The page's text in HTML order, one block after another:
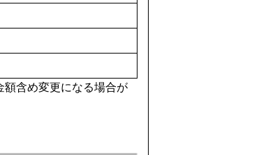
含め変更になる場合が